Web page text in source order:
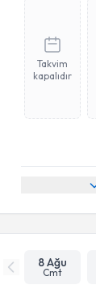
Takvim
kapalıdır
8 Ağu
Cmt